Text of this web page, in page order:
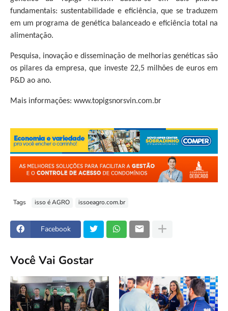
fundamentais: sustentabilidade e eficiência, que se traduzem
em um programa de genética balanceado e eficiência total na
alimentação.
Pesquisa, inovação e disseminação de melhorias genéticas são
os pilares da empresa, que investe 22,5 milhões de euros em
P&D ao ano.
Mais informações: www.topigsnorsvin.com.br
Tags isso é AGRO issoeagro.com.br
Facebook
Você Vai Gostar